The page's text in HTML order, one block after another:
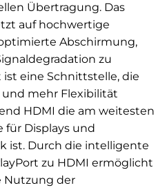
Übertragung. Das
auf hochwertige
Abschirmung,
zu
eine Schnittstelle, die
mehr Flexibilität
HDMI die am weitesten
Displays und
ist. Durch die intelligente
zu HDMI ermöglicht
Nutzung der